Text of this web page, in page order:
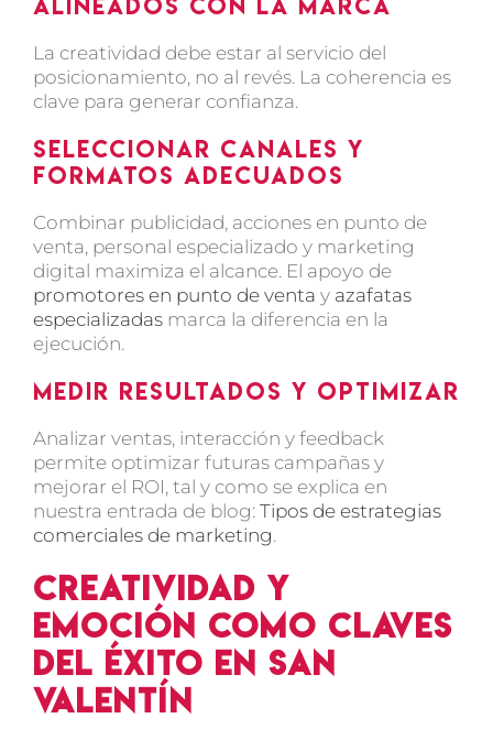
La creatividad debe estar al servicio del
posicionamiento, no al revés. La coherencia es
clave para generar confianza.
Seleccionar canales y
formatos adecuados
Combinar publicidad, acciones en punto de
venta, personal especializado y marketing
digital maximiza el alcance. El apoyo de
promotores en punto de venta y azafatas
especializadasmarca la diferencia en la
ejecución.
Medir resultados y optimizar
Analizar ventas, interacción y feedback
permite optimizar futuras campañas y
mejorar el ROI, tal y como se explica en
nuestra entrada de blog: Tipos de estrategias
comerciales de marketing.
Creatividad y
emoción como claves
del éxito en San
Valentín